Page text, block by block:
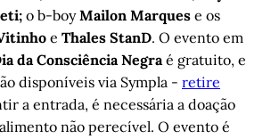
o b-boyMailon Marques e os
e Thales StanD. O evento em
da Consciência Negraé gratuito, e
disponíveis via Sympla - retire
a entrada, é necessária a doação
não perecível. O evento é